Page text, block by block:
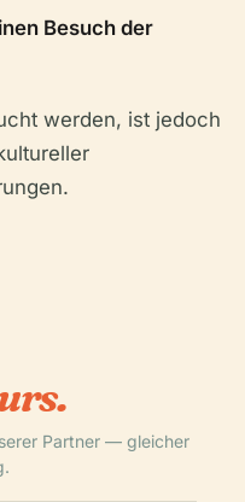
Besuch der
werden, ist jedoch
Partner — gleicher